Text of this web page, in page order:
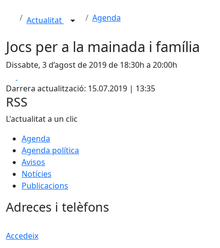
Actualitat Agenda
Jocs per a la mainada i família
Dissabte, 3 d’agost de 2019 de 18:30h a 20:00h
Darrera actualització: 15.07.2019 | 13:35
RSS
L'actualitat a un clic
Agenda
Agenda política
Avisos
Notícies
Publicacions
Adreces i telèfons
Accedeix